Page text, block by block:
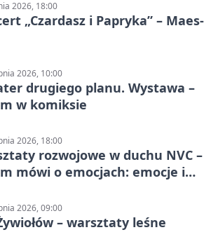
2026, 18:00
„Czardasz i Papryka” – Maes-
2026, 10:00
drugiego planu. Wystawa –
w komiksie
2026, 18:00
rozwojowe w duchu NVC –
mówi o emocjach: emocje i
2026, 09:00
– warsztaty leśne